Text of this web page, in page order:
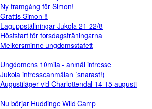
Ny framgång för Simon!
Grattis Simon !!
Laguppställningar Jukola 21-22/8
Höststart för torsdagsträningarna
Melkersminne ungdomsstafett
Ungdomens 10mila - anmäl intresse
Jukola intresseanmälan (snarast!)
Augustiläger vid Charlottendal 14-15 augusti
Nu börjar Huddinge Wild Camp